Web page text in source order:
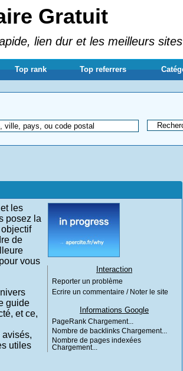
Gratuit
lien dur et les meilleurs
Top rank Top referrers
les
posez la
de
vous
guide
et ce,
utiles
Interaction
Reporter un problème
Ecrire un commentaire / Noter le site
Informations Google
PageRank Chargement...
Nombre de backlinks Chargement...
Nombre de pages indexées
Chargement...